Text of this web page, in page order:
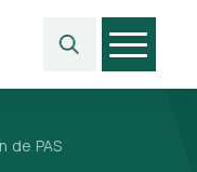
de PAS